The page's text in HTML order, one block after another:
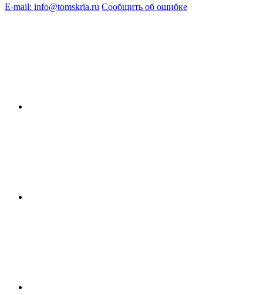
E-mail: info@tomskria.ru Сообщить об ошибке